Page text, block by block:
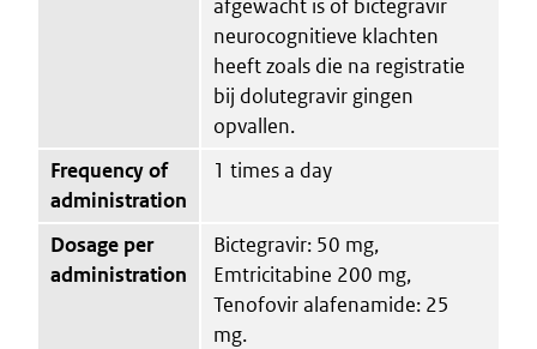
afgewacht is of bictegravir
neurocognitieve klachten
heeft zoals die na registratie
bij dolutegravir gingen
opvallen.
Frequency of
administration
1 times a day
Dosage per
administration
Bictegravir: 50 mg,
Emtricitabine 200 mg,
Tenofovir alafenamide: 25
mg.